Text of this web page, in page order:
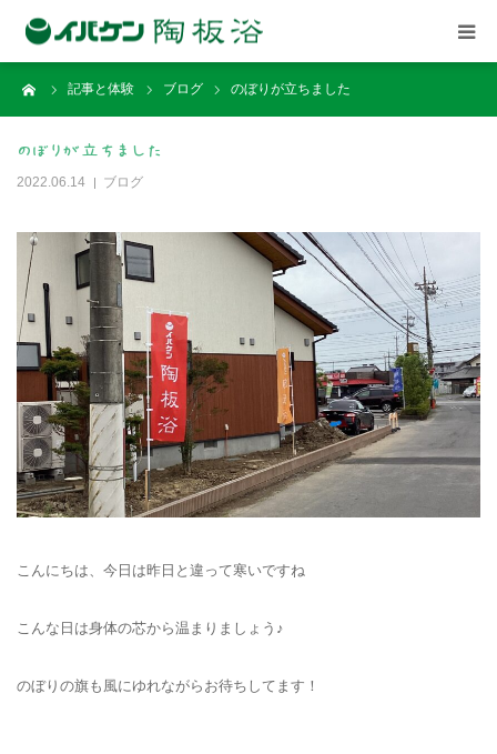
記事と体験 ブログ のぼりが立ちました
のぼりが立ちました
2022.06.14 ブログ
こんにちは、今日は昨日と違って寒いですね
こんな日は身体の芯から温まりましょう♪
のぼりの旗も風にゆれながらお待ちしてます！
ごあいさつ
店舗案内
記事と体験談
イベント
関連施設
ご予約